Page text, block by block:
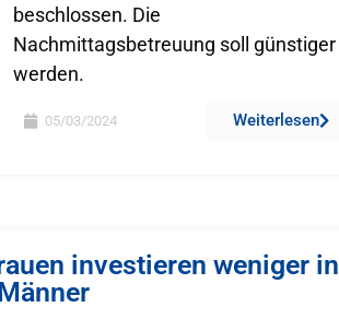
beschlossen. Die
Nachmittagsbetreuung soll günstiger
werden.
05/03/2024 Weiterlesen
investieren weniger in